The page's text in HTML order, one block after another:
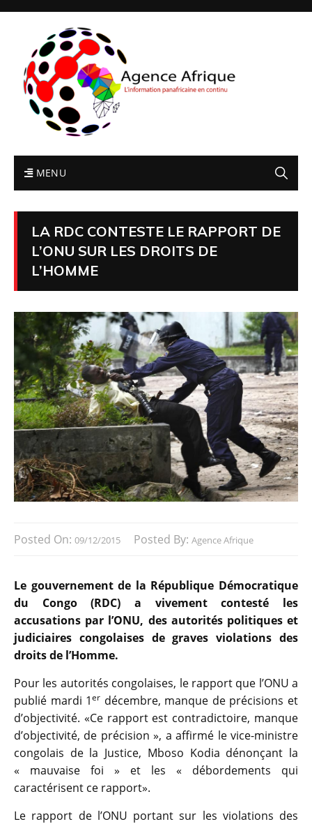
MENU
LA RDC CONTESTE LE RAPPORT DE
L’ONU SUR LES DROITS DE
L’HOMME
Posted On: 09/12/2015 Posted By: Agence Afrique
Le gouvernement de la République Démocratique
du Congo (RDC) a vivement contesté les
accusations par l’ONU, des autorités politiques et
judiciaires congolaises de graves violations des
droits de l’Homme.
Pour les autorités congolaises, le rapport que l’ONU a
publié mardi 1er décembre, manque de précisions et
d’objectivité. «Ce rapport est contradictoire, manque
d’objectivité, de précision », a affirmé le vice-ministre
congolais de la Justice, Mboso Kodia dénonçant la
« mauvaise foi » et les « débordements qui
caractérisent ce rapport».
Le rapport de l’ONU portant sur les violations des